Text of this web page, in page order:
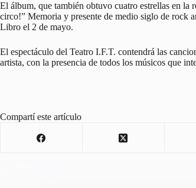
El álbum, que también obtuvo cuatro estrellas en
circo!” Memoria y presente de medio siglo de rock
Libro el 2 de mayo.
El espectáculo del Teatro I.F.T. contendrá las
artista, con la presencia de todos los músicos que
Compartí este artículo